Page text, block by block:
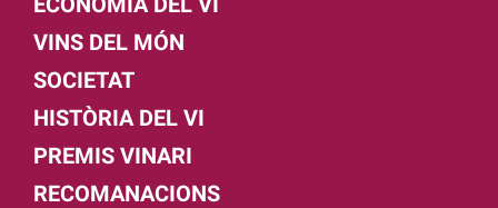
VINS DEL MÓN
SOCIETAT
HISTÒRIA DEL VI
PREMIS VINARI
RECOMANACIONS